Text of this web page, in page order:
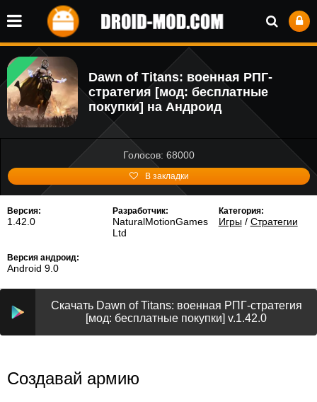
Dawn of Titans: военная РПГ-
стратегия [мод: бесплатные
покупки] на Андроид
Голосов: 68000
В закладки
Версия:
1.42.0
Разработчик:
NaturalMotionGames
Ltd
Категория:
Игры/ Стратегии
Версия андроид:
Android 9.0
Скачать Dawn of Titans: военная РПГ-стратегия
[мод: бесплатные покупки] v.1.42.0
Создавай армию